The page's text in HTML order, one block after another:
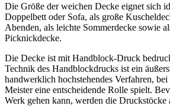
Die Größe der weichen Decke eignet sich
Doppelbett oder Sofa, als große
Abenden, als leichte Sommerdecke sowie
Picknickdecke.
Die Decke ist mit Handblock-Druck
Technik des Handblockdrucks ist ein
handwerklich hochstehendes Verfahren,
Meister eine entscheidende Rolle spielt.
Werk gehen kann, werden die Druckstöcke